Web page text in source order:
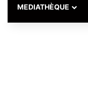
MEDIATHÈQUE